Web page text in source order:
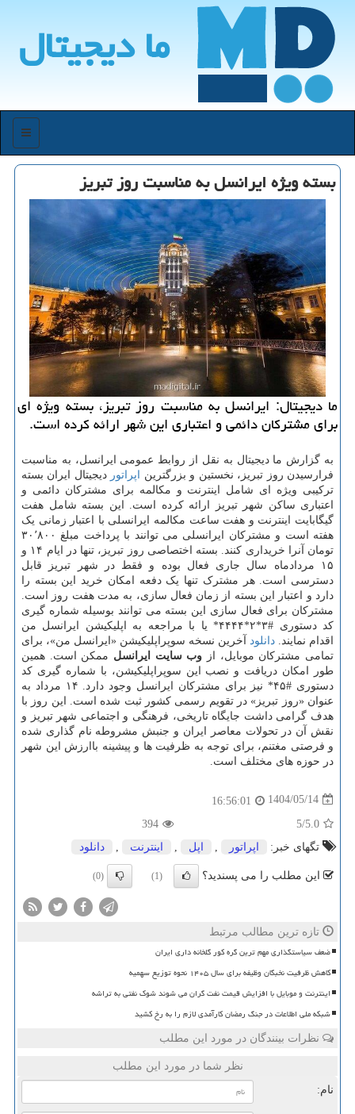
ما دیجیتال
منو
بسته ویژه ایرانسل به مناسبت روز تبریز
ما دیجیتال: ایرانسل به مناسبت روز تبریز، بسته ویژه ای
برای مشترکان دائمی و اعتباری این شهر ارائه کرده است.
به گزارش ما دیجیتال به نقل از روابط عمومی ایرانسل، به مناسبت
فرارسیدن روز تبریز، نخستین و بزرگترین
اپراتور دیجیتال ایران بسته
ترکیبی ویژه ای شامل اینترنت و مکالمه برای مشترکان دائمی و
اعتباری ساکن شهر تبریز ارائه کرده است. این بسته شامل هفت
گیگابایت اینترنت و هفت ساعت مکالمه ایرانسلی با اعتبار زمانی یک
هفته است و مشترکان ایرانسلی می توانند با پرداخت مبلغ ۳۰٬۸۰۰
تومان آنرا خریداری کنند. بسته اختصاصی روز تبریز، تنها در ایام ۱۴ و
۱۵ مردادماه سال جاری فعال بوده و فقط در شهر تبریز قابل
دسترسی است. هر مشترک تنها یک دفعه امکان خرید این بسته را
دارد و اعتبار این بسته از زمان فعال سازی، به مدت هفت روز است.
مشترکان برای فعال سازی این بسته می توانند بوسیله شماره گیری
کد دستوری #۳*۲*۴۴۴۴* یا با مراجعه به اپلیکیشن ایرانسل من
اقدام نمایند. دانلود آخرین نسخه سوپراپلیکیشن «ایرانسل من»، برای
تمامی مشترکان موبایل، از
وب سایت ایرانسل ممکن است. همین
طور امکان دریافت و نصب این سوپراپلیکیشن، با شماره گیری کد
دستوری #۴۵* نیز برای مشترکان ایرانسل وجود دارد. ۱۴ مرداد به
عنوان «روز تبریز» در تقویم رسمی کشور ثبت شده است. این روز با
هدف گرامی داشت جایگاه تاریخی، فرهنگی و اجتماعی شهر تبریز و
نقش آن در تحولات معاصر ایران و جنبش مشروطه نام گذاری شده
و فرصتی مغتنم، برای توجه به ظرفیت ها و پیشینه باارزش این شهر
در حوزه های مختلف است.
1404/05/14
16:56:01
5.0
/5
394
تگهای خبر:
اپراتور اپل اینترنت دانلود
این مطلب را می پسندید؟ (1)
(0)
تازه ترین مطالب مرتبط
ضعف سیاستگذاری مهم ترین گره کور گلخانه داری ایران
کاهش ظرفیت نخبگان وظیفه برای سال ۱۴۰۵ نحوه توزیع سهمیه
اینترنت و موبایل با افزایش قیمت نفت گران می شوند شوک نفتی به تراشه
شبکه ملی اطلاعات در جنگ رمضان کارآمدی لازم را به رخ کشید
نظرات بینندگان در مورد این مطلب
نظر شما در مورد این مطلب
نام: